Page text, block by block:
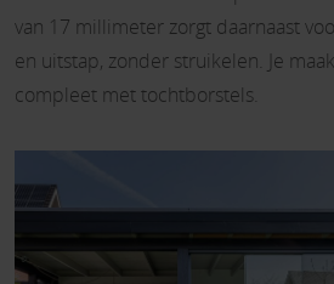
van 17 millimeter zorgt daarnaast
en uitstap, zonder struikelen. Je
compleet met tochtborstels.